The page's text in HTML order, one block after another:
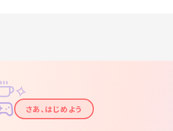
✦
✧
さあ、はじめよう